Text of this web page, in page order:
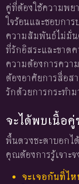
คู่ที่ต้องใช้ความพย
ใจร้อนและชอบกา
ความสัมพันธ์ไม่มั่น
ที่รักอิสระและขาด
ความต้องการควา
ต้องอาศัยการสื่อส
รักด้วยการกระทำ
จะได้พบเนื้อคู่
พื้นดวงชะตาบอกไ
คุณต้องการรู้เจาะจ
จะเจอกันที่ไห